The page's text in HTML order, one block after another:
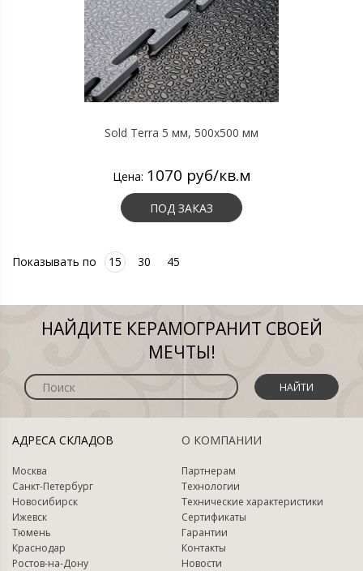
Sold Terra 5 мм, 500х500 мм
Цена: 1070 руб/кв.м
ПОД ЗАКАЗ
Показывать по 15 30 45
НАЙДИТЕ КЕРАМОГРАНИТ СВОЕЙ
МЕЧТЫ!
НАЙТИ
АДРЕСА СКЛАДОВ
Москва
Санкт-Петербург
Новосибирск
Ижевск
Тюмень
Краснодар
Ростов-на-Дону
О КОМПАНИИ
Партнерам
Технологии
Технические характеристики
Сертификаты
Гарантии
Контакты
Новости